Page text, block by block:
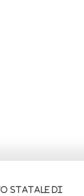
STATALE di